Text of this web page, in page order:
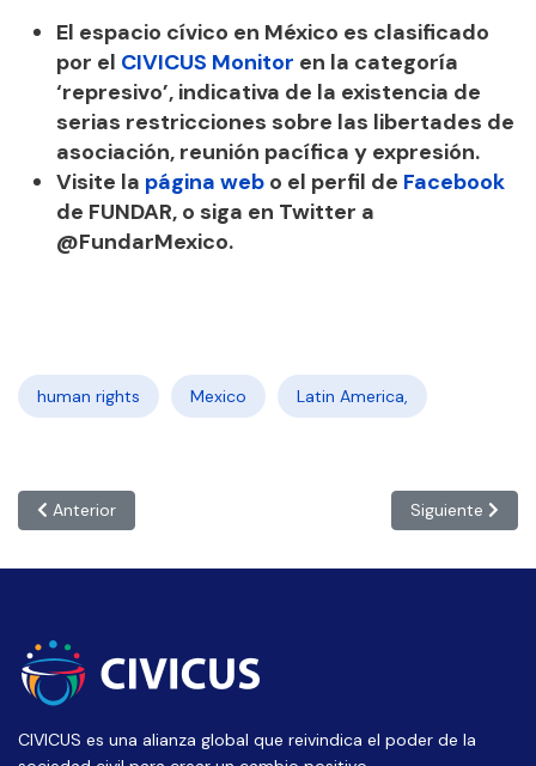
El espacio cívico en México es clasificado
por el CIVICUS Monitor en la categoría
‘represivo’, indicativa de la existencia de
serias restricciones sobre las libertades de
asociación, reunión pacífica y expresión.
Visite la página web o el perfil de Facebook
de FUNDAR, o siga en Twitter a
@FundarMexico.
human rights Mexico Latin America,
Artículo anterior: ‘El gobierno argentino envió un mensaje
Anterior Artículo
Siguiente
CIVICUS es una alianza global que reivindica el poder de la